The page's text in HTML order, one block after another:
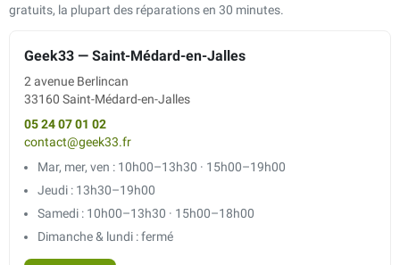
gratuits, la plupart des réparations en 30 minutes.
Geek33 — Saint-Médard-en-Jalles
2 avenue Berlincan
33160 Saint-Médard-en-Jalles
05 24 07 01 02
contact@geek33.fr
Mar, mer, ven : 10h00–13h30 · 15h00–19h00
Jeudi : 13h30–19h00
Samedi : 10h00–13h30 · 15h00–18h00
Dimanche & lundi : fermé